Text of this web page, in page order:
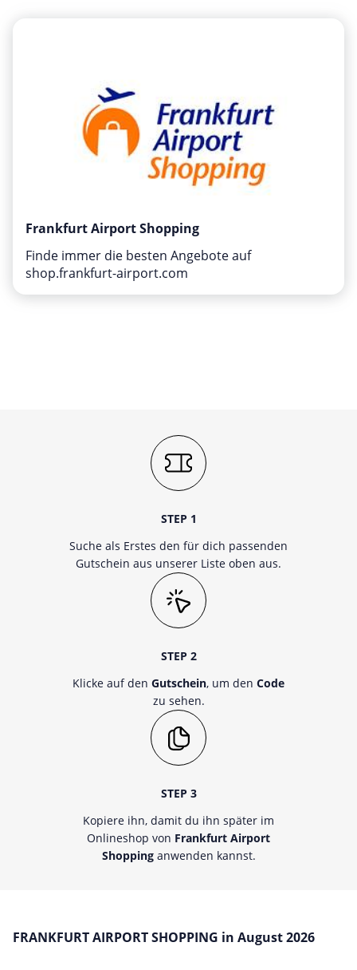
Frankfurt Airport Shopping
Finde immer die besten Angebote auf
shop.frankfurt-airport.com
STEP 1
Suche als Erstes den für dich passenden
Gutschein aus unserer Liste oben aus.
STEP 2
Klicke auf den Gutschein, um den Code
zu sehen.
STEP 3
Kopiere ihn, damit du ihn später im
Onlineshop von Frankfurt Airport
Shoppinganwenden kannst.
FRANKFURT AIRPORT SHOPPING in August 2026